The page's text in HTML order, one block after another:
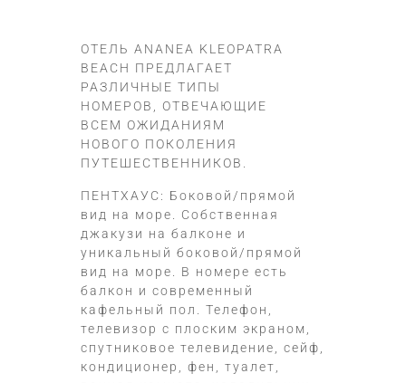
ОТЕЛЬ ANANEA KLEOPATRA
BEACH ПРЕДЛАГАЕТ
РАЗЛИЧНЫЕ ТИПЫ
НОМЕРОВ, ОТВЕЧАЮЩИЕ
ВСЕМ ОЖИДАНИЯМ
НОВОГО ПОКОЛЕНИЯ
ПУТЕШЕСТВЕННИКОВ.
ПЕНТХАУС: Боковой/прямой
вид на море. Собственная
джакузи на балконе и
уникальный боковой/прямой
вид на море. В номере есть
балкон и современный
кафельный пол. Телефон,
телевизор с плоским экраном,
спутниковое телевидение, сейф,
кондиционер, фен, туалет,